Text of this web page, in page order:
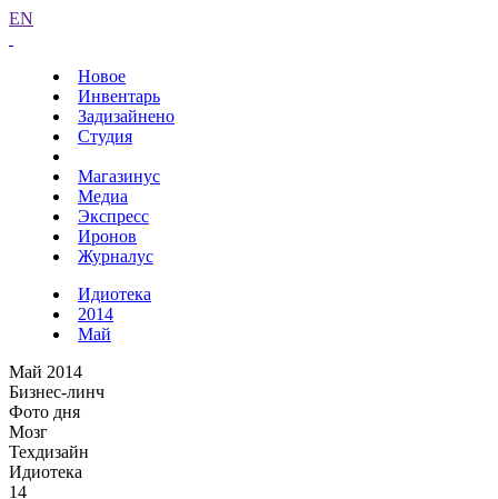
EN
Новое
Инвентарь
Задизайнено
Студия
Магазинус
Медиа
Экспресс
Иронов
Журналус
Идиотека
2014
Май
Май 2014
Бизнес-линч
Фото дня
Мозг
Техдизайн
Идиотека
14